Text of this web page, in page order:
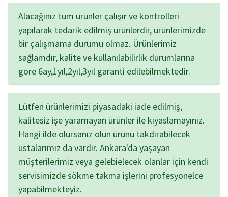
Alacağınız tüm ürünler çalışır ve kontrolleri
yapılarak tedarik edilmiş ürünlerdir, ürünlerimizde
bir çalışmama durumu olmaz. Ürünlerimiz
sağlamdır, kalite ve kullanılabilirlik durumlarına
göre 6ay,1yıl,2yıl,3yıl garanti edilebilmektedir.
Lütfen ürünlerimizi piyasadaki iade edilmiş,
kalitesiz işe yaramayan ürünler ile kıyaslamayınız.
Hangi ilde olursanız olun ürünü takdırabilecek
ustalarımız da vardır. Ankara'da yaşayan
müşterilerimiz veya gelebielecek olanlar için kendi
servisimizde sökme takma işlerini profesyonelce
yapabilmekteyiz.